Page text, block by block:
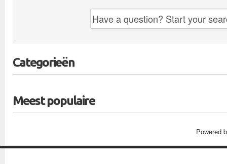
Categorieën
Meest populaire
Powered